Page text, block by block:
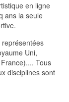
en ligne
ans la seule
Uni,
Tous
disciplines sont